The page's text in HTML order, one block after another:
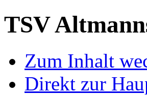
TSV
Zum Inhalt
Direkt zur